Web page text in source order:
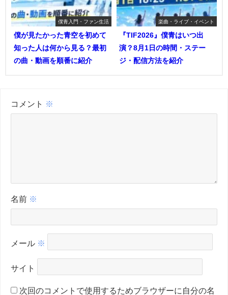
僕青入門・ファン生活
僕が見たかった青空を初めて
知った人は何から見る？最初
の曲・動画を順番に紹介
楽曲・ライブ・イベント
『TIF2026』僕青はいつ出
演？8月1日の時間・ステー
ジ・配信方法を紹介
コメント ※
名前 ※
メール ※
サイト
次回のコメントで使用するためブラウザーに自分の名